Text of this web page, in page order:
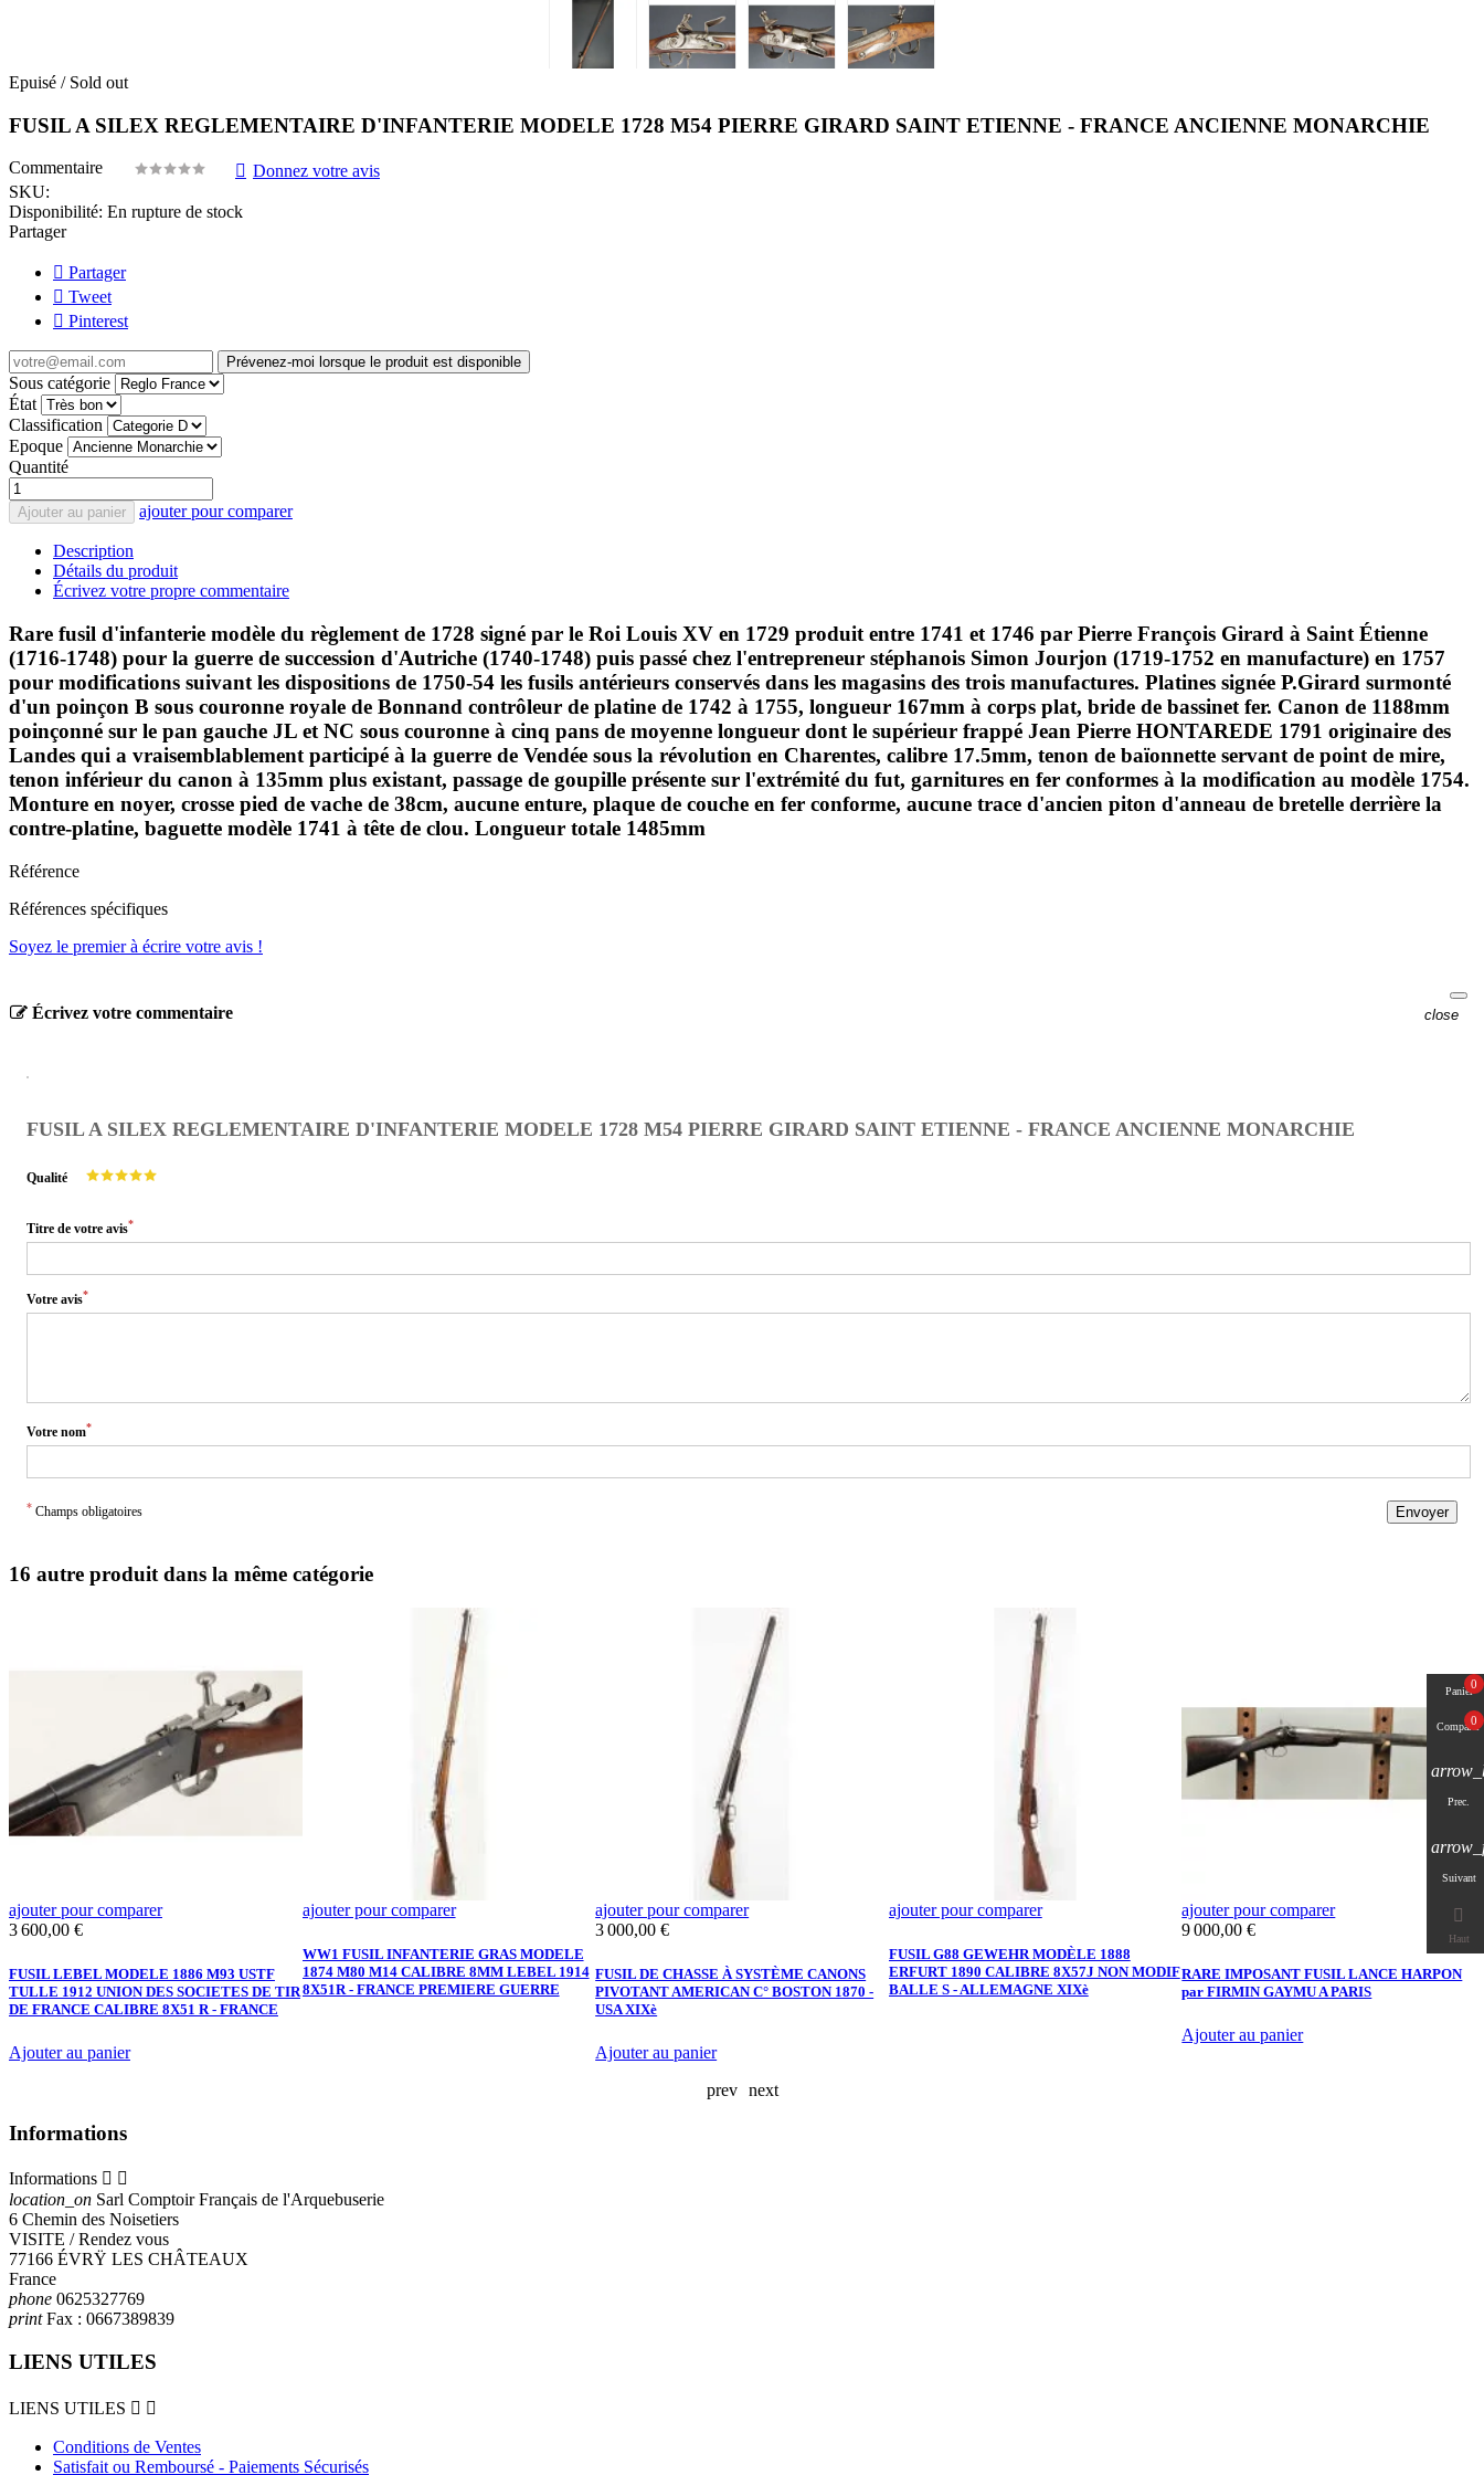
Epuisé / Sold out
FUSIL A SILEX REGLEMENTAIRE D'INFANTERIE MODELE 1728 M54 PIERRE GIRARD SAINT ETIENNE - FRANCE ANCIENNE MONARCHIE
Commentaire
Donnez votre avis
SKU:
Disponibilité: En rupture de stock
Partager
Partager
Tweet
Pinterest
Prévenez-moi lorsque le produit est disponible
Sous catégorie
État
Classification
Epoque
Quantité
Ajouter au panier ajouter pour comparer
Description
Détails du produit
Écrivez votre propre commentaire
Rare fusil d'infanterie modèle du règlement de 1728 signé par le Roi Louis XV en 1729 produit entre 1741 et 1746 par Pierre François Girard à Saint Étienne
(1716-1748) pour la guerre de succession d'Autriche (1740-1748) puis passé chez l'entrepreneur stéphanois Simon Jourjon (1719-1752 en manufacture) en 1757
pour modifications suivant les dispositions de 1750-54 les fusils antérieurs conservés dans les magasins des trois manufactures. Platines signée P.Girard surmonté
d'un poinçon B sous couronne royale de Bonnand contrôleur de platine de 1742 à 1755, longueur 167mm à corps plat, bride de bassinet fer. Canon de 1188mm
poinçonné sur le pan gauche JL et NC sous couronne à cinq pans de moyenne longueur dont le supérieur frappé Jean Pierre HONTAREDE 1791 originaire des
Landes qui a vraisemblablement participé à la guerre de Vendée sous la révolution en Charentes, calibre 17.5mm, tenon de baïonnette servant de point de mire,
tenon inférieur du canon à 135mm plus existant, passage de goupille présente sur l'extrémité du fut, garnitures en fer conformes à la modification au modèle 1754.
Monture en noyer, crosse pied de vache de 38cm, aucune enture, plaque de couche en fer conforme, aucune trace d'ancien piton d'anneau de bretelle derrière la
contre-platine, baguette modèle 1741 à tête de clou. Longueur totale 1485mm
Référence
Références spécifiques
Soyez le premier à écrire votre avis !
Écrivez votre commentaire close
FUSIL A SILEX REGLEMENTAIRE D'INFANTERIE MODELE 1728 M54 PIERRE GIRARD SAINT ETIENNE - FRANCE ANCIENNE MONARCHIE
Qualité
Titre de votre avis*
Votre avis*
Votre nom*
* Champs obligatoires Envoyer
16 autre produit dans la même catégorie
ajouter pour comparer
Prix
3 600,00 €
FUSIL LEBEL MODELE 1886 M93 USTF
TULLE 1912 UNION DES SOCIETES DE TIR
DE FRANCE CALIBRE 8X51 R - FRANCE
Ajouter au panier
ajouter pour comparer
WW1 FUSIL INFANTERIE GRAS MODELE
1874 M80 M14 CALIBRE 8MM LEBEL 1914
8X51R - FRANCE PREMIERE GUERRE
ajouter pour comparer
Prix
3 000,00 €
FUSIL DE CHASSE À SYSTÈME CANONS
PIVOTANT AMERICAN C° BOSTON 1870 -
USA XIXè
Ajouter au panier
ajouter pour comparer
FUSIL G88 GEWEHR MODÈLE 1888
ERFURT 1890 CALIBRE 8X57J NON MODIF
BALLE S - ALLEMAGNE XIXè
ajouter pour comparer
Prix
9 000,00 €
RARE IMPOSANT FUSIL LANCE HARPON
par FIRMIN GAYMU A PARIS
Ajouter au panier
prev
next
Informations
Informations  
location_on Sarl Comptoir Français de l'Arquebuserie
6 Chemin des Noisetiers
VISITE / Rendez vous
77166 ÉVRŸ LES CHÂTEAUX
France
phone 0625327769
printFax : 0667389839
LIENS UTILES
LIENS UTILES  
Conditions de Ventes
Satisfait ou Remboursé - Paiements Sécurisés
Panier
0
Comparer
0
Prec.
Suivant

Haut